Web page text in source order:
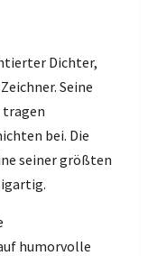
Dichter,
Seine
tragen
bei. Die
seiner größten
humorvolle